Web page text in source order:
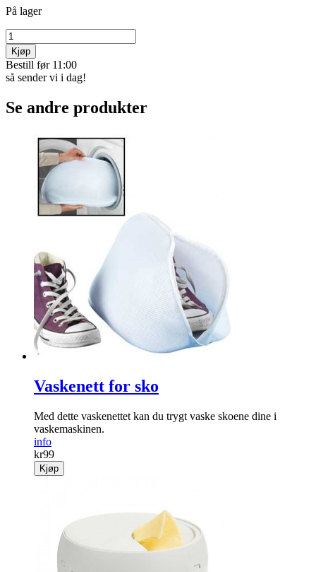
På lager
Kjøp
Bestill før 11:00
så sender vi i dag!
Se andre produkter
Vaskenett for sko
Med dette vaskenettet kan du trygt vaske skoene dine i
vaskemaskinen.
info
kr99
Kjøp